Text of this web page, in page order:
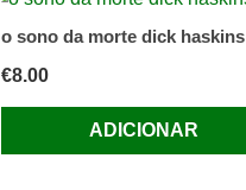
o sono da morte dick haskins
€8.00
ADICIONAR